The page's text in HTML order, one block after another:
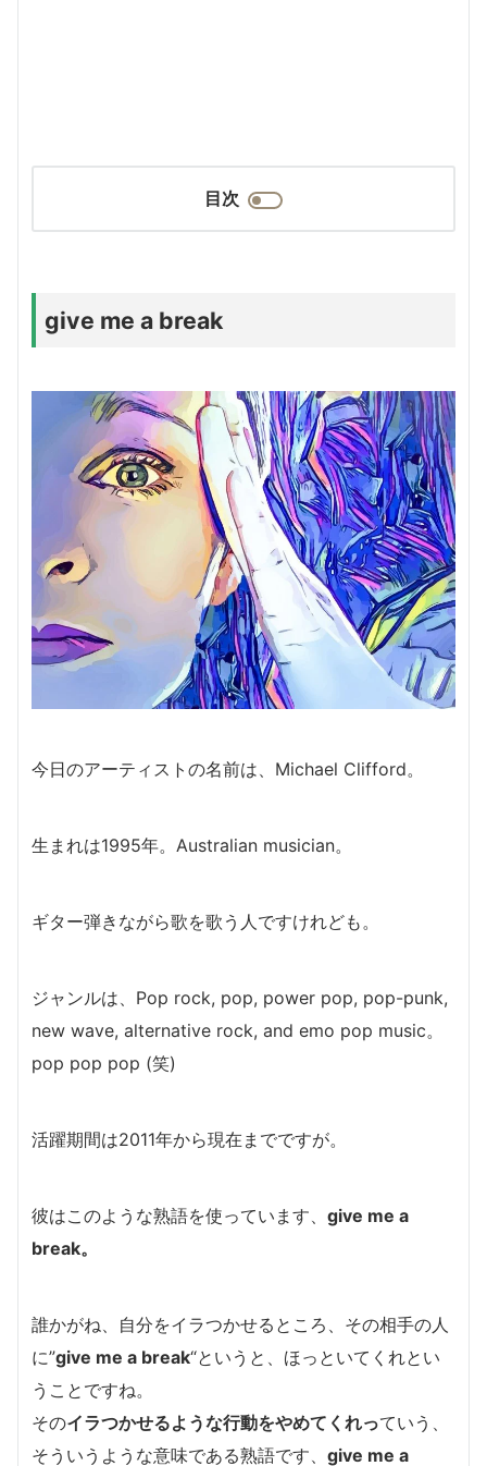
目次
give me a break
今日のアーティストの名前は、Michael Clifford。
生まれは1995年。Australian musician。
ギター弾きながら歌を歌う人ですけれども。
ジャンルは、Pop rock, pop, power pop, pop-punk,
new wave, alternative rock, and emo pop music。
pop pop pop (笑)
活躍期間は2011年から現在までですが。
彼はこのような熟語を使っています、 give me a
break。
誰かがね、自分をイラつかせるところ、その相手の人
に”give me a break“というと、ほっといてくれとい
うことですね。
そのイラつかせるような行動をやめてくれっていう、
そういうような意味である熟語です、 give me a